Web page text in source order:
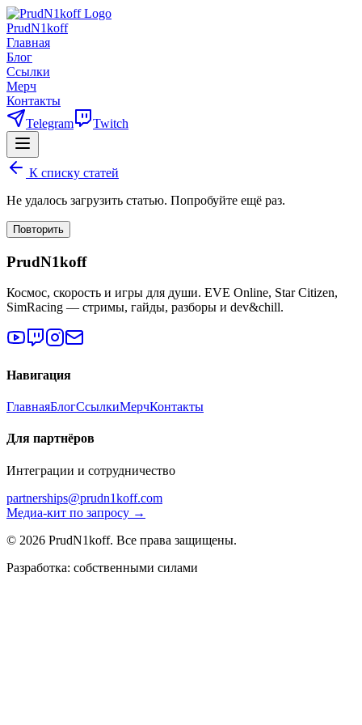
PrudN1koff
Главная
Блог
Ссылки
Мерч
Контакты
Telegram
Twitch
К списку статей
Не удалось загрузить статью. Попробуйте ещё раз.
Повторить
PrudN1koff
Космос, скорость и игры для души. EVE Online, Star Citizen,
SimRacing — стримы, гайды, разборы и dev&chill.
Навигация
ГлавнаяБлогСсылкиМерчКонтакты
Для партнёров
Интеграции и сотрудничество
partnerships@prudn1koff.com
Медиа-кит по запросу →
© 2026 PrudN1koff. Все права защищены.
Разработка: собственными силами